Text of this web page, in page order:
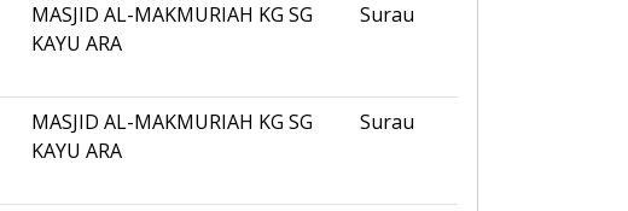
MASJID AL-MAKMURIAH KG SG
KAYU ARA
Surau
MASJID AL-MAKMURIAH KG SG
KAYU ARA
Surau